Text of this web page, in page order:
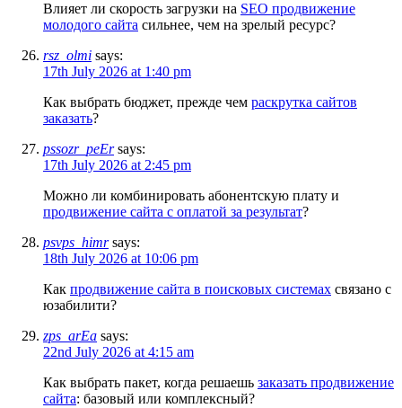
Влияет ли скорость загрузки на SEO продвижение
молодого сайта сильнее, чем на зрелый ресурс?
rsz_olmi says:
17th July 2026 at 1:40 pm
Как выбрать бюджет, прежде чем раскрутка сайтов
заказать?
pssozr_peEr says:
17th July 2026 at 2:45 pm
Можно ли комбинировать абонентскую плату и
продвижение сайта с оплатой за результат?
psvps_himr says:
18th July 2026 at 10:06 pm
Как продвижение сайта в поисковых системах связано с
юзабилити?
zps_arEa says:
22nd July 2026 at 4:15 am
Как выбрать пакет, когда решаешь заказать продвижение
сайта: базовый или комплексный?